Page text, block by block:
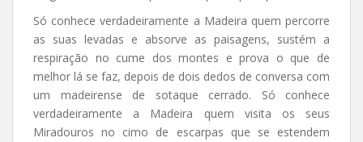
Só conhece verdadeiramente a Madeira quem percorre
as suas levadas e absorve as paisagens, sustém a
respiração no cume dos montes e prova o que de
melhor lá se faz, depois de dois dedos de conversa com
um madeirense de sotaque cerrado. Só conhece
verdadeiramente a Madeira quem visita os seus
Miradouros no cimo de escarpas que se estendem